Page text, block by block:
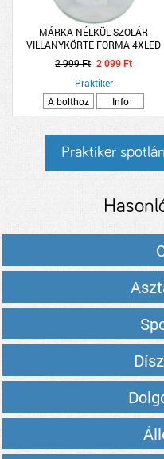
MÁRKA NÉLKÜL SZOLÁR
VILLANYKÖRTE FORMA 4XLED
MELEGFEHÉR 10X16CM ÜVEG-
AKASZTÓ KÉTFÉLE MODELL
2 999 Ft 2 099 Ft
Praktiker
A bolthoz
Info
Praktiker